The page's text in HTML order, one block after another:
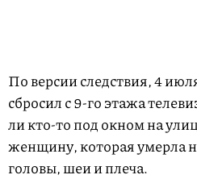
По версии следствия, 4
сбросил с 9-го этажа
ли кто-то под окном на
женщину, которая умерла
головы, шеи и плеча.